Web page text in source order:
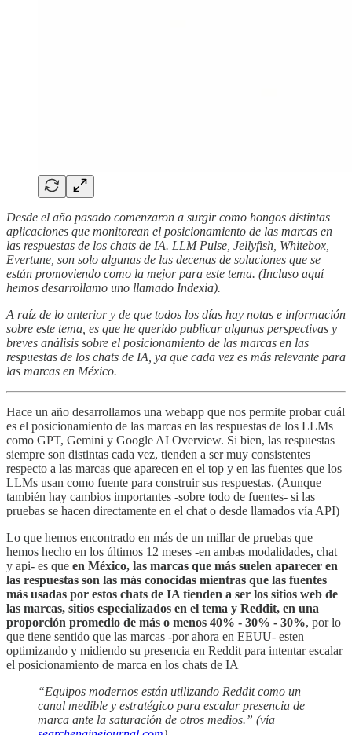
Desde el año pasado comenzaron a surgir como hongos distintas
aplicaciones que monitorean el posicionamiento de las marcas en
las respuestas de los chats de IA. LLM Pulse, Jellyfish, Whitebox,
Evertune, son solo algunas de las decenas de soluciones que se
están promoviendo como la mejor para este tema. (Incluso aquí
hemos desarrollamo uno llamado Indexia).
A raíz de lo anterior y de que todos los días hay notas e información
sobre este tema, es que he querido publicar algunas perspectivas y
breves análisis sobre el posicionamiento de las marcas en las
respuestas de los chats de IA, ya que cada vez es más relevante para
las marcas en México.
Hace un año desarrollamos una webapp que nos permite probar cuál
es el posicionamiento de las marcas en las respuestas de los LLMs
como GPT, Gemini y Google AI Overview. Si bien, las respuestas
siempre son distintas cada vez, tienden a ser muy consistentes
respecto a las marcas que aparecen en el top y en las fuentes que los
LLMs usan como fuente para construir sus respuestas. (Aunque
también hay cambios importantes -sobre todo de fuentes- si las
pruebas se hacen directamente en el chat o desde llamados vía API)
Lo que hemos encontrado en más de un millar de pruebas que
hemos hecho en los últimos 12 meses -en ambas modalidades, chat
y api- es que en México, las marcas que más suelen aparecer en
las respuestas son las más conocidas mientras que las fuentes
más usadas por estos chats de IA tienden a ser los sitios web de
las marcas, sitios especializados en el tema y Reddit, en una
proporción promedio de más o menos 40% - 30% - 30%, por lo
que tiene sentido que las marcas -por ahora en EEUU- esten
optimizando y midiendo su presencia en Reddit para intentar escalar
el posicionamiento de marca en los chats de IA
“Equipos modernos están utilizando Reddit como un
canal medible y estratégico para escalar presencia de
marca ante la saturación de otros medios.” (vía